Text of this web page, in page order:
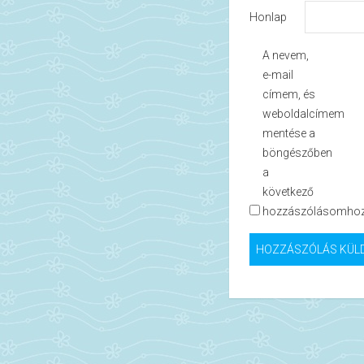
Honlap
A nevem,
e-mail
címem, és
weboldalcímem
mentése a
böngészőben
a
következő